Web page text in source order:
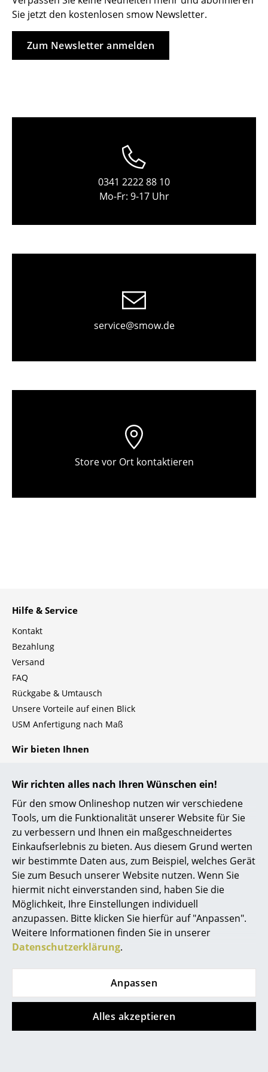
Wir richten alles nach Ihren Wünschen ein!
Für den smow Onlineshop nutzen wir verschiedene
Tools, um die Funktionalität unserer Website für Sie
zu verbessern und Ihnen ein maßgeschneidertes
Einkaufserlebnis zu bieten. Aus diesem Grund werten
wir bestimmte Daten aus, zum Beispiel, welches Gerät
Sie zum Besuch unserer Website nutzen. Wenn Sie
hiermit nicht einverstanden sind, haben Sie die
Möglichkeit, Ihre Einstellungen individuell
anzupassen. Bitte klicken Sie hierfür auf "Anpassen".
Weitere Informationen finden Sie in unserer
Datenschutzerklärung.
Anpassen
Alles akzeptieren
Hocker
Bänke & Liegen
Sitzsäcke
Konferenzstühle
... alle Sitzmöbel
Gartentische
Bücherregale
Sideboards & Kommoden
TV Möbel
Beistell- & Rollcontainer
Garderoben
Kleinaufbewahrung
Einzelteile
... alle Aufbewahrungsmöbel
Licht
Hängeleuchten & Deckenleuchten
Tischleuchten
Stehleuchten & Leseleuchten
Bodenleuchten
Sie jetzt den kostenlosen smow Newsletter.
Zum Newsletter anmelden
0341 2222 88 10
Mo-Fr: 9-17 Uhr
service@smow.de
Store vor Ort kontaktieren
Hilfe & Service
Kontakt
Bezahlung
Versand
FAQ
Rückgabe & Umtausch
Unsere Vorteile auf einen Blick
USM Anfertigung nach Maß
Wir bieten Ihnen
Schnelle Lieferung
30 Tage Rückgaberecht
Persönliche Ansprechpartner
Sichere Zahlung durch SSL-Verschlüsselung
Datenschutz
smow Stores
Berlin
Chemnitz
Düsseldorf
Essen
Hamburg
Köln
Konstanz
Leipzig
Nürnberg
Schwarzwald
Solothurn